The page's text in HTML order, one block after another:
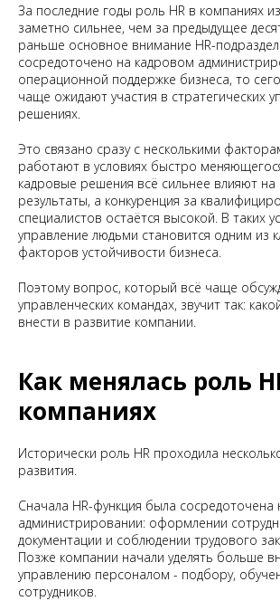
За последние годы роль HR в компаниях
заметно сильнее, чем за предыдущее
раньше основное внимание HR-
сосредоточено на кадровом
операционной поддержке бизнеса, то
чаще ожидают участия в стратегических
решениях.
Это связано сразу с несколькими
работают в условиях быстро
кадровые решения всё сильнее влияют
результаты, а конкуренция за
специалистов остаётся высокой. В таких
управление людьми становится одним из
факторов устойчивости бизнеса.
Поэтому вопрос, который всё чаще
управленческих командах, звучит так:
внести в развитие компании.
Как менялась роль
компаниях
Исторически роль HR проходила
развития.
Сначала HR-функция была сосредоточена
администрировании: оформлении
документации и соблюдении трудового
Позже компании начали уделять больше
управлению персоналом - подбору,
сотрудников.